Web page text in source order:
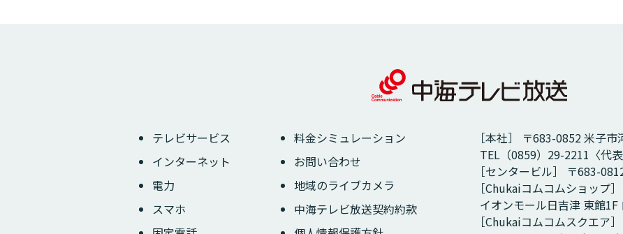
テレビサービス
インターネット
電力
スマホ
料金シミュレーション
お問い合わせ
地域のライブカメラ
中海テレビ放送契約約款
［本社］ 〒683-0852 米子
TEL（0859）29-2211〈代
［センタービル］ 〒683-
［Chukaiコムコムショップ］
イオンモール日吉津 東館
［Chukaiコムコムスクエア］